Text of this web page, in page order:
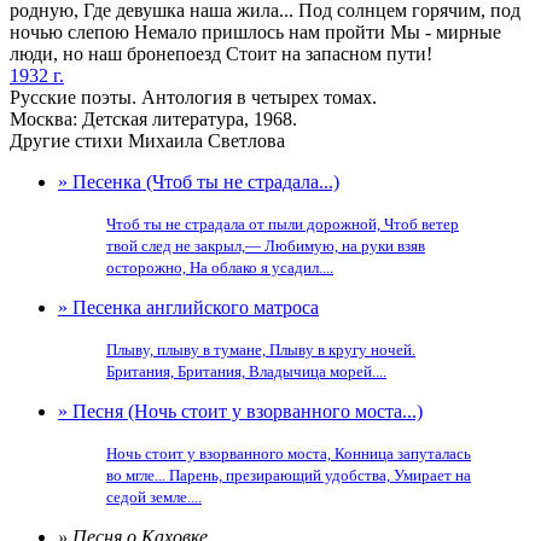
родную, Где девушка наша жила... Под солнцем горячим, под
ночью слепою Немало пришлось нам пройти Мы - мирные
люди, но наш бронепоезд Стоит на запасном пути!
1932 г.
Русские поэты. Антология в четырех томах.
Москва: Детская литература, 1968.
Другие стихи Михаила Светлова
» Песенка (Чтоб ты не страдала...)
Чтоб ты не страдала от пыли дорожной, Чтоб ветер
твой след не закрыл,— Любимую, на руки взяв
осторожно, На облако я усадил....
» Песенка английского матроса
Плыву, плыву в тумане, Плыву в кругу ночей.
Британия, Британия, Владычица морей....
» Песня (Ночь стоит у взорванного моста...)
Ночь стоит у взорванного моста, Конница запуталась
во мгле... Парень, презирающий удобства, Умирает на
седой земле....
» Песня о Каховке